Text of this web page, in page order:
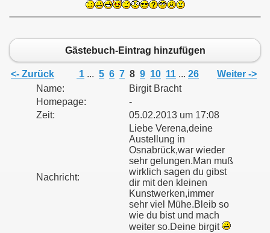
Gästebuch-Eintrag hinzufügen
<- Zurück 1 ... 5 6 7 8 9 10 11 ... 26
Weiter ->
Name:
Birgit Bracht
Homepage:
-
Zeit:
05.02.2013 um 17:08
Nachricht:
Liebe Verena,deine
Austellung in
Osnabrück,war wieder
sehr gelungen.Man muß
wirklich sagen du gibst
dir mit den kleinen
Kunstwerken,immer
sehr viel Mühe.Bleib so
wie du bist und mach
weiter so.Deine birgit